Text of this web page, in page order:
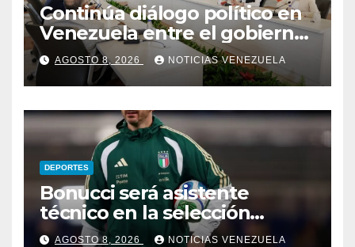
Continúa diálogo político en
Venezuela entre el gobierno
y la oposición
AGOSTO 8, 2026 NOTICIAS VENEZUELA
DEPORTES
Bonucci será asistente
técnico en la selección
italiana
AGOSTO 8, 2026 NOTICIAS VENEZUELA